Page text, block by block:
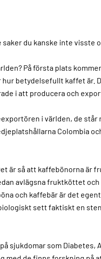
du kanske inte visste
På första plats
betydelsefullt kaffet är.
i att producera och
i världen, de står
Colombia
är så att kaffebönorna är
avlägsna fruktköttet
och kaffebär är det
sett faktiskt en
sjukdomar som Diabetes,